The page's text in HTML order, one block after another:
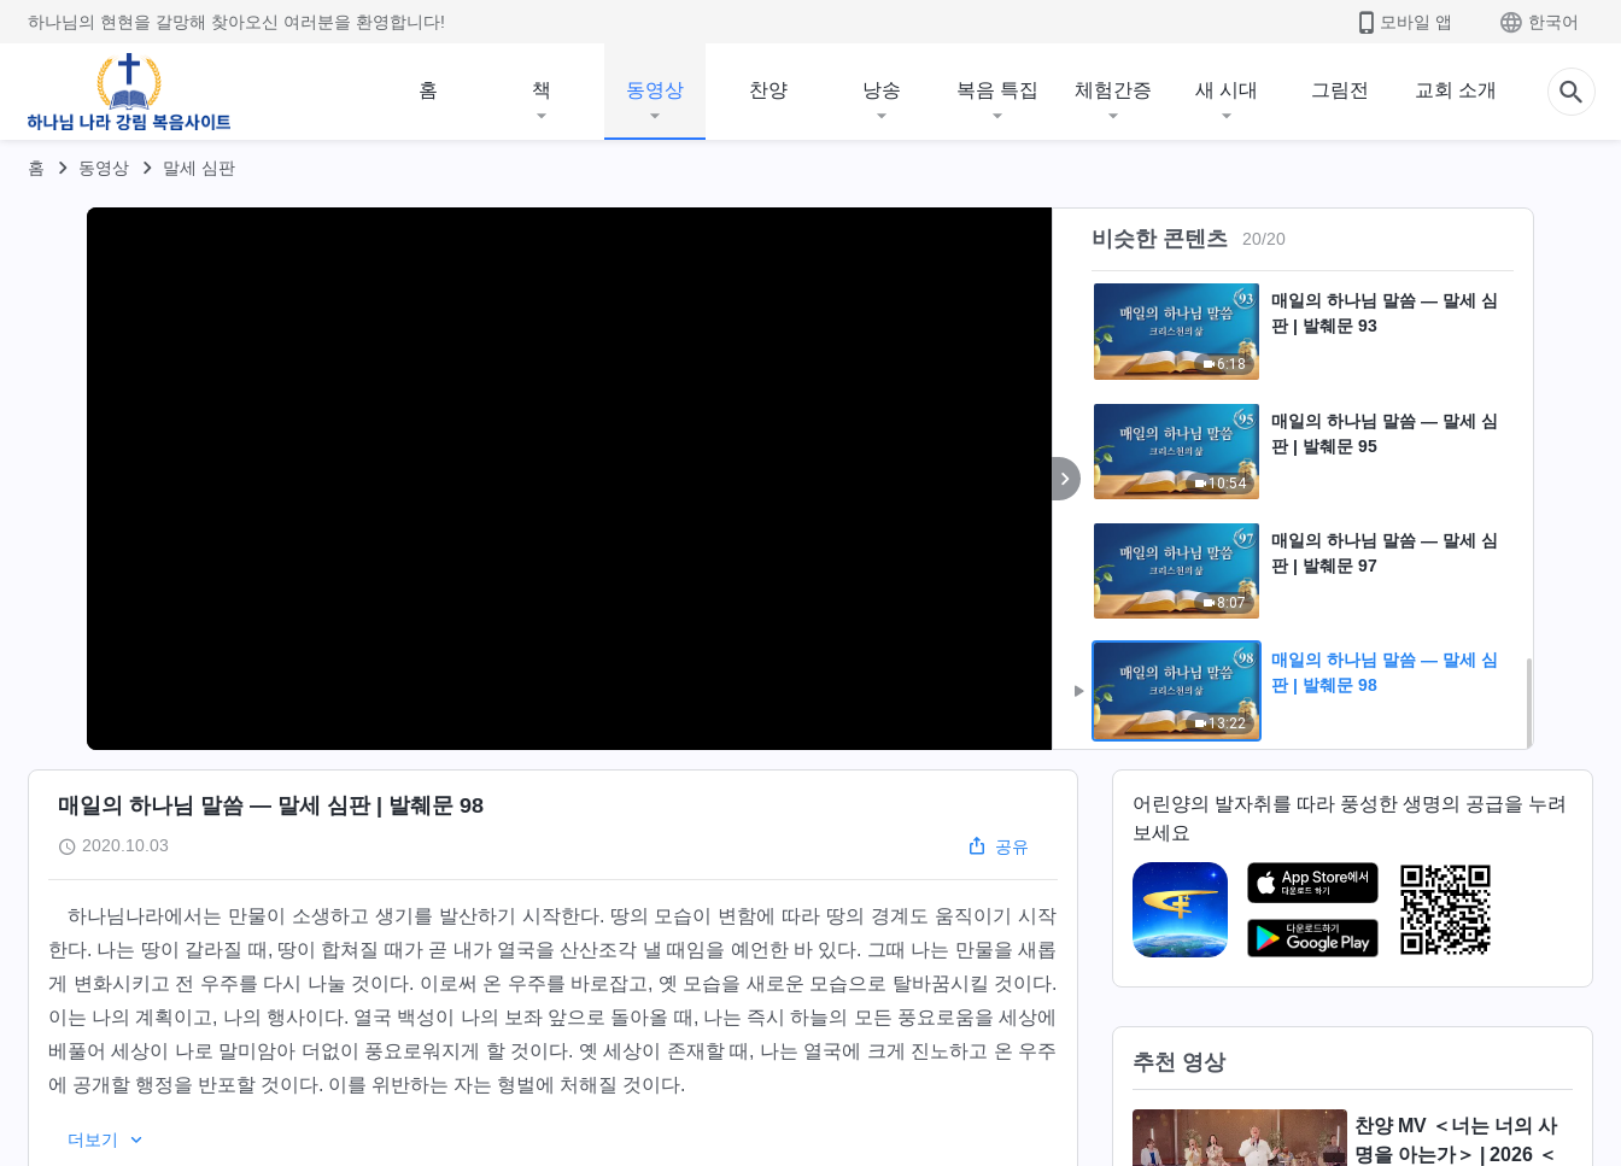
하나님의 현현을 갈망해 찾아오신 여러분을 환영합니다! 모바일 앱 한국어
홈 책 동영상 찬양 낭송 복음 특집 체험간증 새 시대 그림전 교회 소개
홈 동영상 말세 심판
비슷한 콘텐츠 20/20
9:39
판 | 발췌문 91
14:08
판 | 발췌문 92
6:18
매일의 하나님 말씀 ― 말세 심
판 | 발췌문 93
10:54
매일의 하나님 말씀 ― 말세 심
판 | 발췌문 95
8:07
매일의 하나님 말씀 ― 말세 심
판 | 발췌문 97
13:22
매일의 하나님 말씀 ― 말세 심
판 | 발췌문 98
매일의 하나님 말씀 ― 말세 심판 | 발췌문 98
2020.10.03 공유
하나님나라에서는 만물이 소생하고 생기를 발산하기 시작한다. 땅의 모습이 변함에 따라 땅의 경계도 움직이기 시작
한다. 나는 땅이 갈라질 때, 땅이 합쳐질 때가 곧 내가 열국을 산산조각 낼 때임을 예언한 바 있다. 그때 나는 만물을 새롭
게 변화시키고 전 우주를 다시 나눌 것이다. 이로써 온 우주를 바로잡고, 옛 모습을 새로운 모습으로 탈바꿈시킬 것이다.
이는 나의 계획이고, 나의 행사이다. 열국 백성이 나의 보좌 앞으로 돌아올 때, 나는 즉시 하늘의 모든 풍요로움을 세상에
베풀어 세상이 나로 말미암아 더없이 풍요로워지게 할 것이다. 옛 세상이 존재할 때, 나는 열국에 크게 진노하고 온 우주
에 공개할 행정을 반포할 것이다. 이를 위반하는 자는 형벌에 처해질 것이다.
내가 온 우주를 향해 말을 할 때 모든 이가 나의 음성을 듣는다. 즉, 온 우주 아래에서 행한 나의 모든 행사를 보는 것이
더보기
어린양의 발자취를 따라 풍성한 생명의 공급을 누려
보세요
추천 영상
찬양 MV ＜너는 너의 사
명을 아는가＞ | 2026 ＜